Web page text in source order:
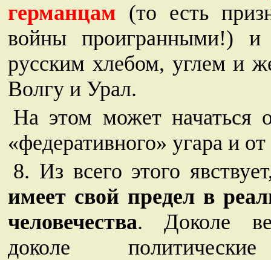
германцам (то есть
войны проигранными!)
русским хлебом, углем и
Волгу и Урал.
На этом может начаться
«федеративного» угара и
8. Из всего этого
имеет свой предел в
человечества. Доколе
доколе